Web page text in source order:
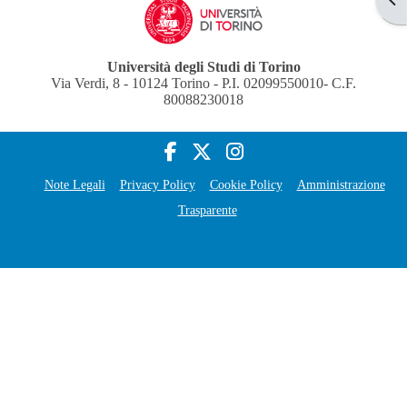
Università degli Studi di Torino
Via Verdi, 8 - 10124 Torino - P.I. 02099550010- C.F.
80088230018
Note Legali Privacy Policy Cookie Policy
Amministrazione
Trasparente